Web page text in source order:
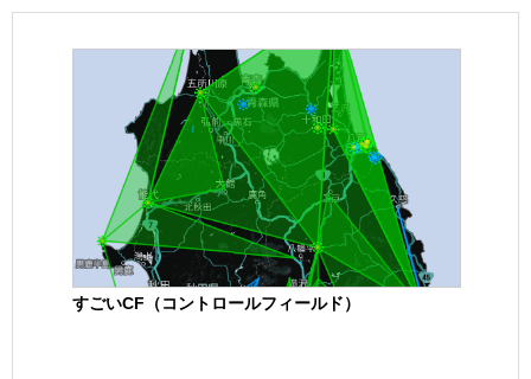
すごいCF（コントロールフィールド）